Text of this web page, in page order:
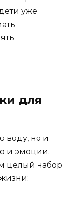
уже
для
воду, но и
и эмоции.
целый набор